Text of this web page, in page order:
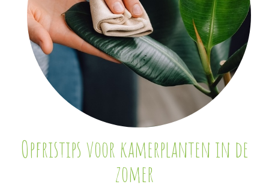
Opfristips voor kamerplanten in de
zomer